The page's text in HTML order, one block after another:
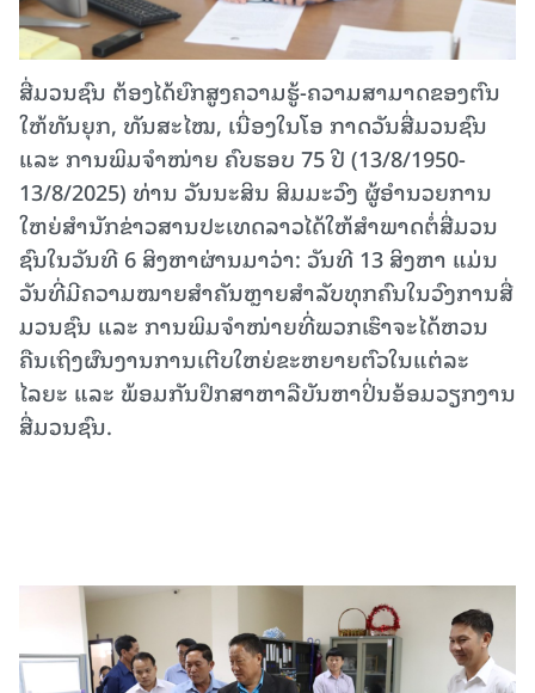
ສື່ມວນຊົນ ຕ້ອງໄດ້ຍົກສູງຄວາມຮູ້-ຄວາມສາມາດຂອງຕົນ
ໃຫ້ທັນຍຸກ, ທັນສະໄໝ, ເນື່ອງໃນໂອ ກາດວັນສື່ມວນຊົນ
ແລະ ການພິມຈໍາໜ່າຍ ຄົບຮອບ 75 ປີ (13/8/1950-
13/8/2025) ທ່ານ ວັນນະສິນ ສິມມະວົງ ຜູ້ອຳນວຍການ
ໃຫຍ່ສຳນັກຂ່າວສານປະເທດລາວໄດ້ໃຫ້ສຳພາດຕໍ່ສື່ມວນ
ຊົນໃນວັນທີ 6 ສິງຫາຜ່ານມາວ່າ: ວັນທີ 13 ສິງຫາ ແມ່ນ
ວັນທີ່ມີຄວາມໝາຍສໍາຄັນຫຼາຍສໍາລັບທຸກຄົນໃນວົງການສື່
ມວນຊົນ ແລະ ການພິມຈໍາໜ່າຍທີ່ພວກເຮົາຈະໄດ້ຫວນ
ຄືນເຖິງຜົນງານການເຕີບໃຫຍ່ຂະຫຍາຍຕົວໃນແຕ່ລະ
ໄລຍະ ແລະ ພ້ອມກັນປຶກສາຫາລືບັນຫາປິ່ນອ້ອມວຽກງານ
ສື່ມວນຊົນ.